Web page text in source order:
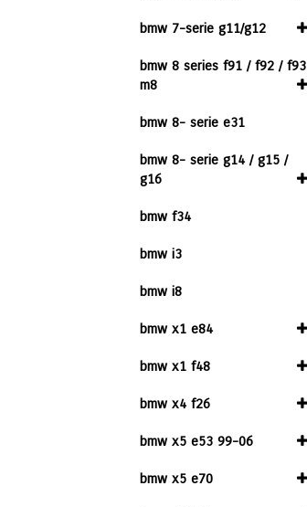
bmw 7-serie g11/g12
bmw 8 series f91 / f92 / f93
m8
bmw 8- serie e31
bmw 8- serie g14 / g15 /
g16
bmw f34
bmw i3
bmw i8
bmw x1 e84
bmw x1 f48
bmw x4 f26
bmw x5 e53 99-06
bmw x5 e70